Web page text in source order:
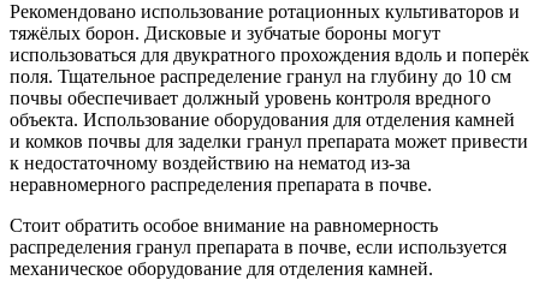
Рекомендовано использование ротационных культиваторов и
тяжёлых борон. Дисковые и зубчатые бороны могут
использоваться для двукратного прохождения вдоль и поперёк
поля. Тщательное распределение гранул на глубину до 10 см
почвы обеспечивает должный уровень контроля вредного
объекта. Использование оборудования для отделения камней
и комков почвы для заделки гранул препарата может привести
к недостаточному воздействию на нематод из-за
неравномерного распределения препарата в почве.
Стоит обратить особое внимание на равномерность
распределения гранул препарата в почве, если используется
механическое оборудование для отделения камней.